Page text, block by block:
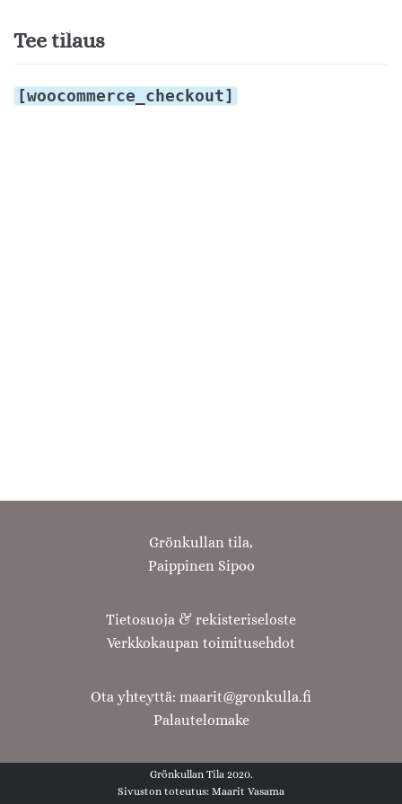
Siirry
sisältöön
Grönkulla
Tee tilaus
[woocommerce_checkout]
Grönkullan tila,
Paippinen Sipoo
Tietosuoja & rekisteriseloste
Verkkokaupan toimitusehdot
Ota yhteyttä: maarit@gronkulla.fi
Palautelomake
Grönkullan Tila 2020.
Sivuston toteutus: Maarit Vasama